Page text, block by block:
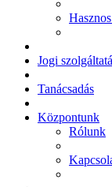
Jogi
Tanácsadás
Központunk
Rólunk